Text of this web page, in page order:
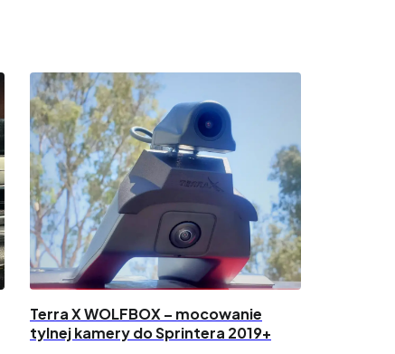
Terra X WOLFBOX – mocowanie
tylnej kamery do Sprintera 2019+